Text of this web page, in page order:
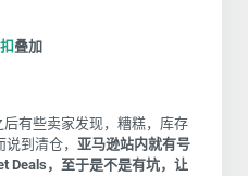
叠加
后有些卖家发现，糟糕，库存
到清仓， 亚马逊站内就有号
Deals，至于是不是有坑，让